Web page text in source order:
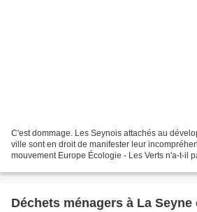
C'est dommage. Les Seynois attachés au
ville sont en droit de manifester leur
mouvement Europe Écologie - Les Verts n'a-t-il
Déchets ménagers à La